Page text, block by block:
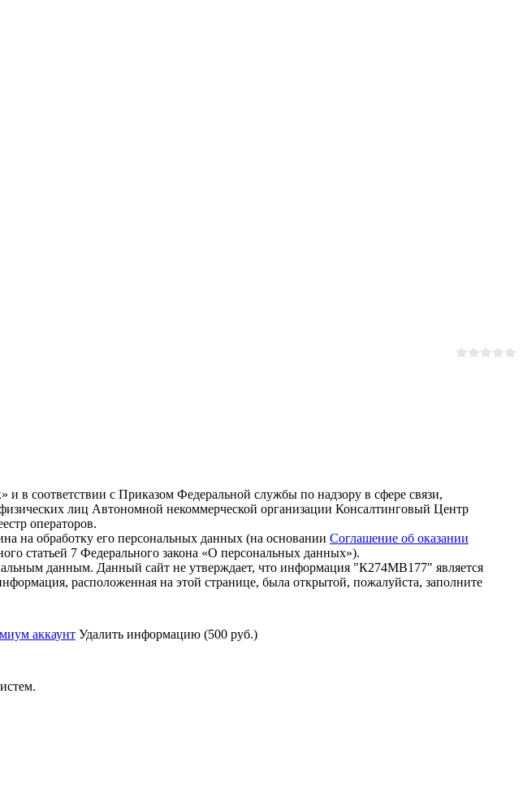
в соответствии с Приказом Федеральной службы по надзору в сфере связи,
лиц Автономной некоммерческой организации Консалтинговый Центр
операторов.
на обработку его персональных данных (на основании Соглашение об оказании
статьей 7 Федерального закона «О персональных данных»).
данным. Данный сайт не утверждает, что информация "К274МВ177" является
расположенная на этой странице, была открытой, пожалуйста, заполните
аккаунт Удалить информацию (500 руб.)